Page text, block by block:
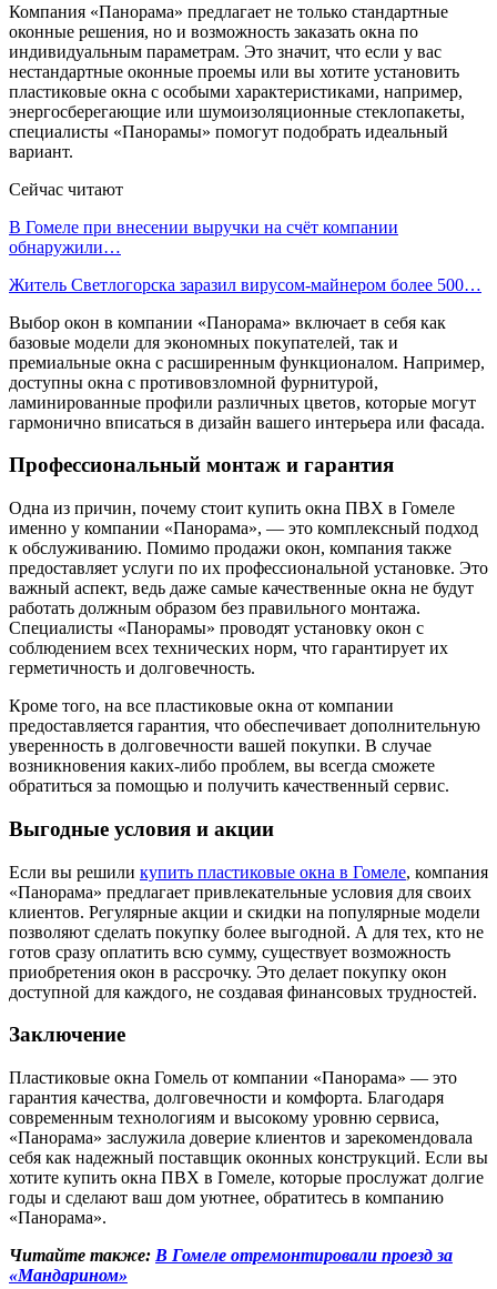
Компания «Панорама» предлагает не только стандартные
оконные решения, но и возможность заказать окна по
индивидуальным параметрам. Это значит, что если у вас
нестандартные оконные проемы или вы хотите установить
пластиковые окна с особыми характеристиками, например,
энергосберегающие или шумоизоляционные стеклопакеты,
специалисты «Панорамы» помогут подобрать идеальный
вариант.
Сейчас читают
В Гомеле при внесении выручки на счёт компании
обнаружили…
Житель Светлогорска заразил вирусом-майнером более 500…
Выбор окон в компании «Панорама» включает в себя как
базовые модели для экономных покупателей, так и
премиальные окна с расширенным функционалом. Например,
доступны окна с противовзломной фурнитурой,
ламинированные профили различных цветов, которые могут
гармонично вписаться в дизайн вашего интерьера или фасада.
Профессиональный монтаж и гарантия
Одна из причин, почему стоит купить окна ПВХ в Гомеле
именно у компании «Панорама», — это комплексный подход
к обслуживанию. Помимо продажи окон, компания также
предоставляет услуги по их профессиональной установке. Это
важный аспект, ведь даже самые качественные окна не будут
работать должным образом без правильного монтажа.
Специалисты «Панорамы» проводят установку окон с
соблюдением всех технических норм, что гарантирует их
герметичность и долговечность.
Кроме того, на все пластиковые окна от компании
предоставляется гарантия, что обеспечивает дополнительную
уверенность в долговечности вашей покупки. В случае
возникновения каких-либо проблем, вы всегда сможете
обратиться за помощью и получить качественный сервис.
Выгодные условия и акции
Если вы решили купить пластиковые окна в Гомеле, компания
«Панорама» предлагает привлекательные условия для своих
клиентов. Регулярные акции и скидки на популярные модели
позволяют сделать покупку более выгодной. А для тех, кто не
готов сразу оплатить всю сумму, существует возможность
приобретения окон в рассрочку. Это делает покупку окон
доступной для каждого, не создавая финансовых трудностей.
Заключение
Пластиковые окна Гомель от компании «Панорама» — это
гарантия качества, долговечности и комфорта. Благодаря
современным технологиям и высокому уровню сервиса,
«Панорама» заслужила доверие клиентов и зарекомендовала
себя как надежный поставщик оконных конструкций. Если вы
хотите купить окна ПВХ в Гомеле, которые прослужат долгие
годы и сделают ваш дом уютнее, обратитесь в компанию
«Панорама».
Читайте также: В Гомеле отремонтировали проезд за
«Мандарином»